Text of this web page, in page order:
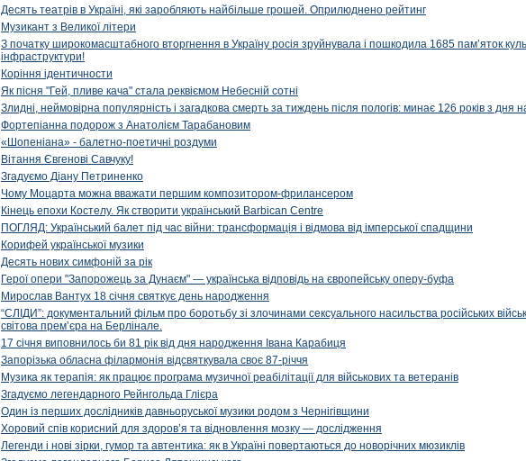
Десять театрів в Україні, які заробляють найбільше грошей. Оприлюднено рейтинг
Музикант з Великої літери
З початку широкомасштабного вторгнення в Україну росія зруйнувала і пошкодила 1685 пам’яток
інфраструктури!
Коріння ідентичности
Як пісня "Гей, пливе кача" стала реквіємом Небесній сотні
Злидні, неймовірна популярність і загадкова смерть за тиждень після пологів: минає 126 років з
Фортепіанна подорож з Анатолієм Тарабановим
«Шопеніана» - балетно-поетичні роздуми
Вітання Євгенові Савчуку!
Згадуємо Діану Петриненко
Чому Моцарта можна вважати першим композитором-фрилансером
Кінець епохи Костелу. Як створити український Barbican Centre
ПОГЛЯД: Український балет під час війни: трансформація і відмова від імперської спадщини
Корифей української музики
Десять нових симфоній за рік
Герої опери "Запорожець за Дунаєм" — українська відповідь на європейську оперу-буфа
Мирослав Вантух 18 січня святкує день народження
“СЛІДИ”: документальний фільм про боротьбу зі злочинами сексуального насильства російських
світова прем’єра на Берлінале.
17 січня виповнилось би 81 рік від дня народження Івана Карабиця
Запорізька обласна філармонія відсвяткувала своє 87-річчя
Музика як терапія: як працює програма музичної реабілітації для військових та ветеранів
Згадуємо легендарного Рейнгольда Глієра
Один із перших дослідників давньоруської музики родом з Чернігівщини
Хоровий спів корисний для здоров’я та відновлення мозку — дослідження
Легенди і нові зірки, гумор та автентика: як в Україні повертаються до новорічних мюзиклів